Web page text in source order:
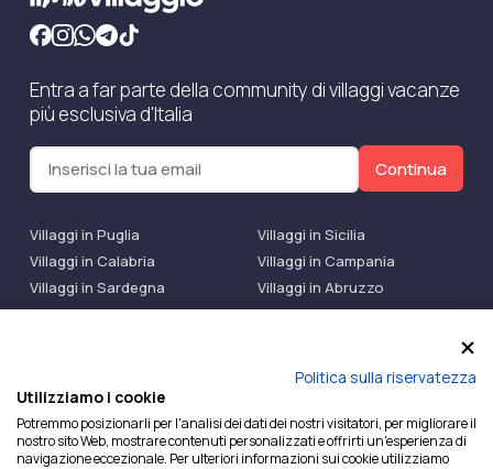
Politica sulla riservatezza
Utilizziamo i cookie
Potremmo posizionarli per l'analisi dei dati dei nostri visitatori, per migliorare il
nostro sito Web, mostrare contenuti personalizzati e offrirti un'esperienza di
navigazione eccezionale. Per ulteriori informazioni sui cookie utilizziamo
Entra a far parte della community di villaggi vacanze
più esclusiva d'Italia
Continua
Villaggi in Puglia
Villaggi in Sicilia
Villaggi in Calabria
Villaggi in Campania
Villaggi in Sardegna
Villaggi in Abruzzo
Villaggi Bluserena
Villaggi TH Resort
Ilmiovillaggio è un marchio di Ekiwi S.r.l.
Licenza Agenzia Viaggi e Turismo n° 2015/0133251 del
26/02/2015 e coperta da RC per Agenzia di Viaggi n°